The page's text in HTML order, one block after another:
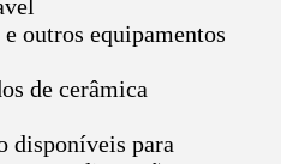
outros equipamentos
de cerâmica
disponíveis para